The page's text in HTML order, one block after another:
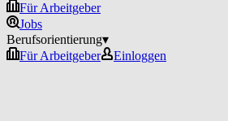
Für Arbeitgeber
Jobs
Berufsorientierung▾
Für Arbeitgeber
Einloggen